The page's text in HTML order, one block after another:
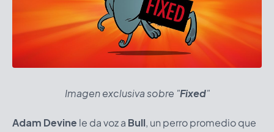
Imagen exclusiva sobre "Fixed"
Adam Devine le da voz a Bull, un perro promedio que